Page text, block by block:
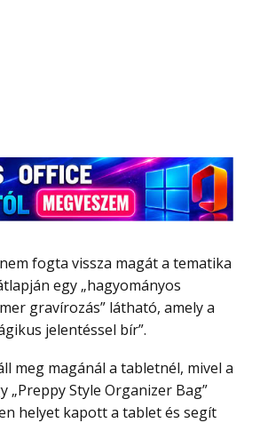
egy „hagyományos
gravírozás” látható, amely a
jelentéssel bír”.
„Preppy Style Organizer Bag”
helyet kapott a tablet és segít